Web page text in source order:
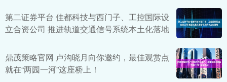
第二证券平台 佳都科技与西门子、工控国际设
立合资公司 推进轨道交通信号系统本土化落地
鼎茂策略官网 卢沟晓月向你邀约，最佳观赏点
就在“两园一河”这座桥上！